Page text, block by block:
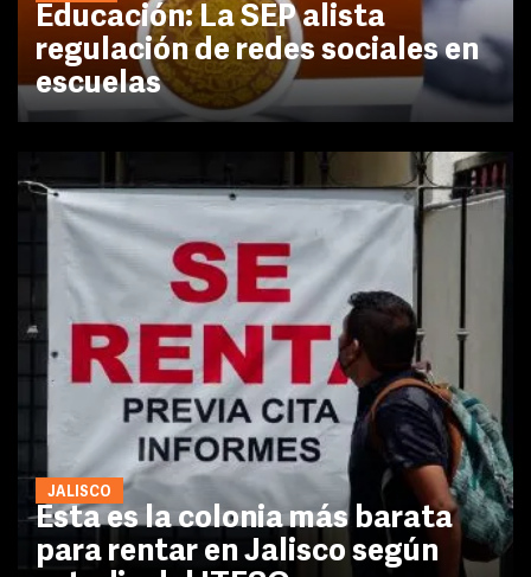
Educación: La SEP alista
regulación de redes sociales en
escuelas
JALISCO
Esta es la colonia más barata
para rentar en Jalisco según